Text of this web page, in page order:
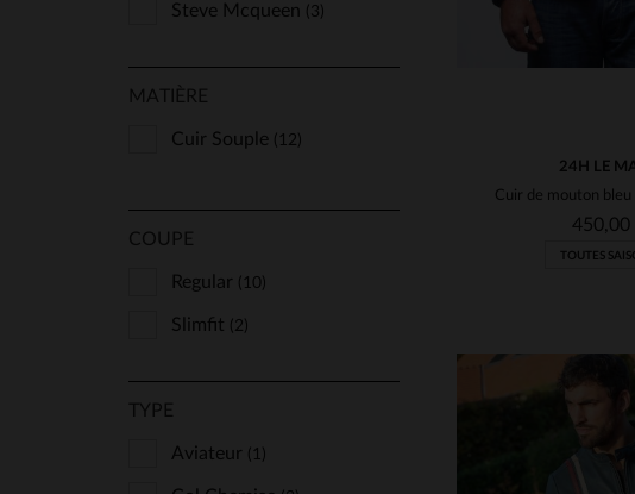
Steve Mcqueen (3)
MATIÈRE
Cuir Souple (12)
COUPE
Regular (10)
Slimfit (2)
TYPE
Aviateur (1)
24H LE
450,00
TOUTES